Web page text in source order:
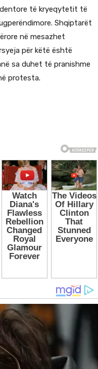
të kryeqytetit të
Shqiptarët
në mesazhet
për këtë është
sa duhet të pranishme
protesta.